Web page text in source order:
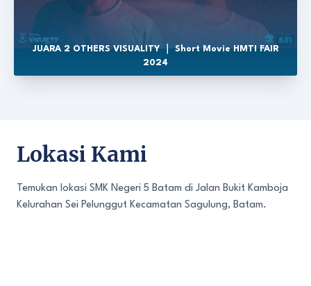
JUARA 2 OTHERS VISUALITY ｜ Short Movie HMTI FAIR
2024
Lokasi Kami
Temukan lokasi SMK Negeri 5 Batam di Jalan Bukit Kamboja
Kelurahan Sei Pelunggut Kecamatan Sagulung, Batam.